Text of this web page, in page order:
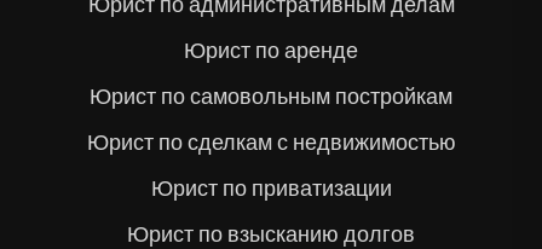
Юрист по аренде
Юрист по самовольным постройкам
Юрист по сделкам с недвижимостью
Юрист по приватизации
Юрист по взысканию долгов